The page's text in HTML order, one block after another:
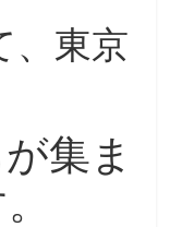
、東京
集ま